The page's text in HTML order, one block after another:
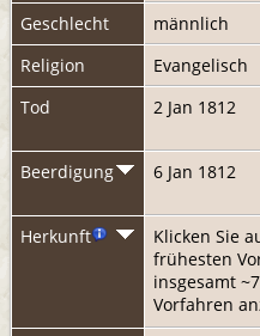
Geschlecht
männlich
Religion
Evangelisch
Tod
2 Jan 1812
Beerdigung
6 Jan 1812
Herkunft
Klicken Sie
frühesten
insgesamt
Vorfahren